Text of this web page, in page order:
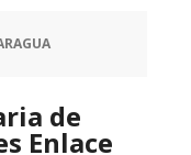
de
Enlace